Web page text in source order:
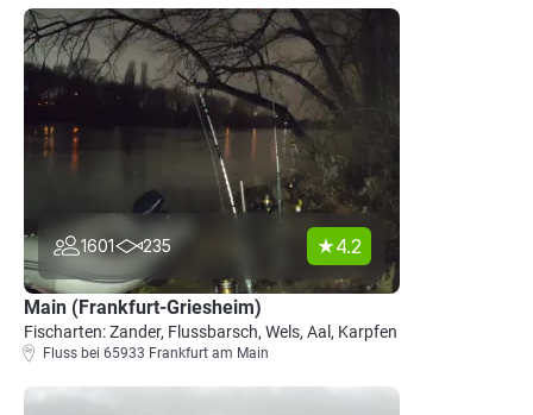
1601 235 4.2
Main (Frankfurt-Griesheim)
Fischarten: Zander, Flussbarsch, Wels, Aal, Karpfen
Fluss bei 65933 Frankfurt am Main